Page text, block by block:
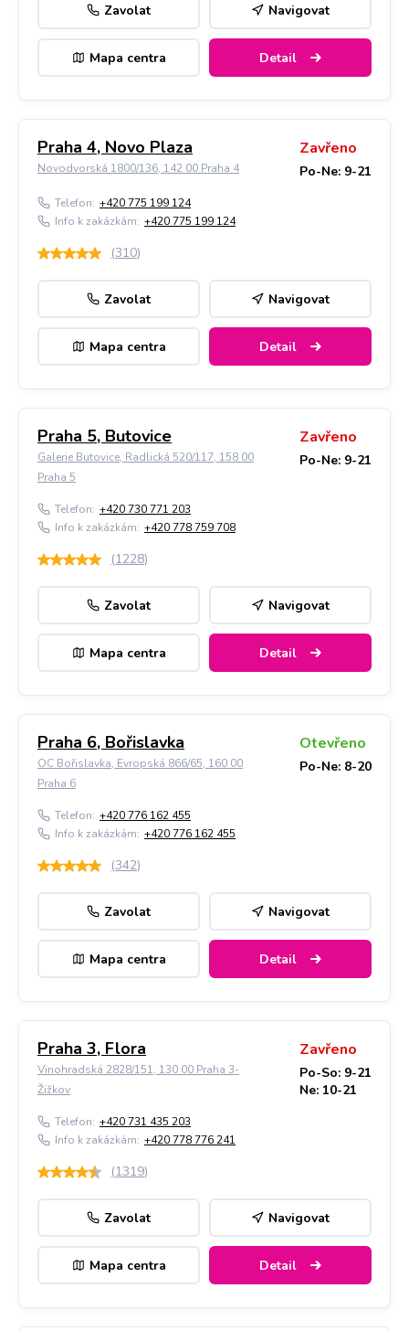
Zavolat Navigovat
Mapa centra Detail
Praha 4, Novo Plaza
Novodvorská 1800/136, 142 00 Praha 4
Zavřeno
Po-Ne: 9-21
Telefon: +420 775 199 124
Info k zakázkám: +420 775 199 124
(310)
Zavolat Navigovat
Mapa centra Detail
Praha 5, Butovice
Galerie Butovice, Radlická 520/117, 158 00
Praha 5
Zavřeno
Po-Ne: 9-21
Telefon: +420 730 771 203
Info k zakázkám: +420 778 759 708
(1228)
Zavolat Navigovat
Mapa centra Detail
Praha 6, Bořislavka
OC Bořislavka, Evropská 866/65, 160 00
Praha 6
Otevřeno
Po-Ne: 8-20
Telefon: +420 776 162 455
Info k zakázkám: +420 776 162 455
(342)
Zavolat Navigovat
Mapa centra Detail
Praha 3, Flora
Vinohradská 2828/151, 130 00 Praha 3-
Žižkov
Zavřeno
Po-So: 9-21
Ne: 10-21
Telefon: +420 731 435 203
Info k zakázkám: +420 778 776 241
(1319)
Zavolat Navigovat
Mapa centra Detail